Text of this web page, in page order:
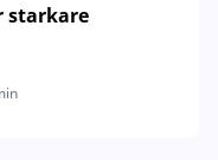
starkare